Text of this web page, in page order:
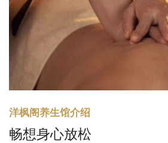
洋枫阁养生馆介绍
畅想身心放松